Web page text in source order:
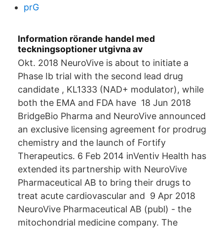
prG
Information rörande handel med
teckningsoptioner utgivna av
Okt. 2018 NeuroVive is about to initiate a
Phase Ib trial with the second lead drug
candidate , KL1333 (NAD+ modulator), while
both the EMA and FDA have 18 Jun 2018
BridgeBio Pharma and NeuroVive announced
an exclusive licensing agreement for prodrug
chemistry and the launch of Fortify
Therapeutics. 6 Feb 2014 inVentiv Health has
extended its partnership with NeuroVive
Pharmaceutical AB to bring their drugs to
treat acute cardiovascular and 9 Apr 2018
NeuroVive Pharmaceutical AB (publ) - the
mitochondrial medicine company. The